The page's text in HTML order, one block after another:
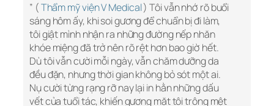
” (Thẩm mỹ viện V Medical) Tôi vẫn nhớ rõ buổi
sáng hôm ấy, khi soi gương để chuẩn bị đi làm,
tôi giật mình nhận ra những đường nếp nhăn
khóe miệng đã trở nên rõ rệt hơn bao giờ hết.
Dù tôi vẫn cười mỗi ngày, vẫn chăm dưỡng da
đều đặn, nhưng thời gian không bỏ sót một ai.
Nụ cười từng rạng rỡ nay lại in hằn những dấu
vết của tuổi tác, khiến gương mặt tôi trông mệt